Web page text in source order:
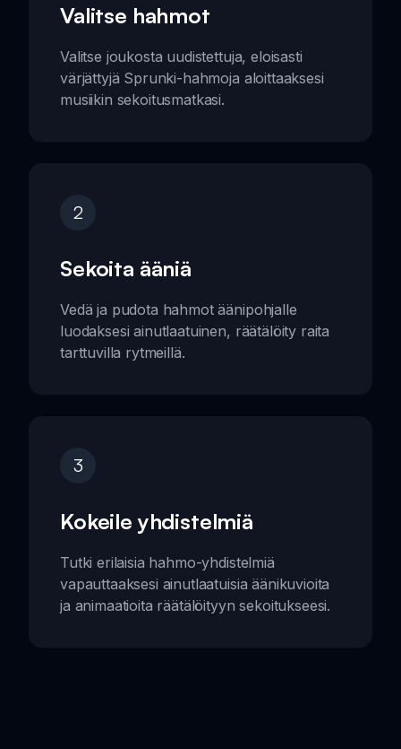
Valitse hahmot
Valitse joukosta uudistettuja, eloisasti
värjättyjä Sprunki-hahmoja aloittaaksesi
musiikin sekoitusmatkasi.
2
Sekoita ääniä
Vedä ja pudota hahmot äänipohjalle
luodaksesi ainutlaatuinen, räätälöity raita
tarttuvilla rytmeillä.
3
Kokeile yhdistelmiä
Tutki erilaisia hahmo-yhdistelmiä
vapauttaaksesi ainutlaatuisia äänikuvioita
ja animaatioita räätälöityyn sekoitukseesi.